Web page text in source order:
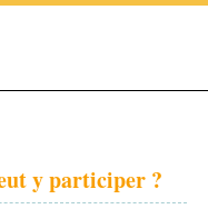
y participer ?